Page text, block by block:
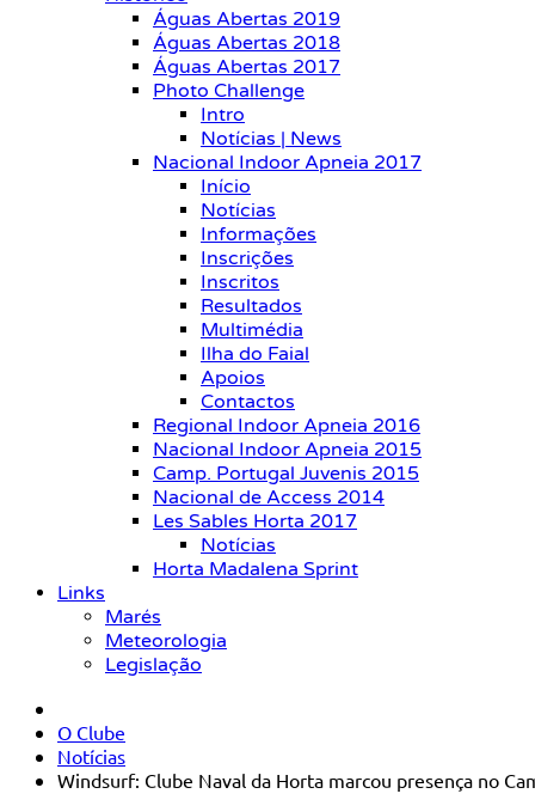
Águas Abertas 2019
Águas Abertas 2018
Águas Abertas 2017
Photo Challenge
Intro
Notícias | News
Nacional Indoor Apneia 2017
Início
Notícias
Informações
Inscrições
Inscritos
Resultados
Multimédia
Ilha do Faial
Apoios
Contactos
Regional Indoor Apneia 2016
Nacional Indoor Apneia 2015
Camp. Portugal Juvenis 2015
Nacional de Access 2014
Les Sables Horta 2017
Notícias
Horta Madalena Sprint
Links
Marés
Meteorologia
Legislação
O Clube
Notícias
Windsurf: Clube Naval da Horta marcou presença no